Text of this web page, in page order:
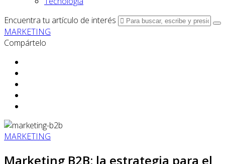
Encuentra tu artículo de interés
MARKETING
Compártelo
MARKETING
Marketing B2B: la estrategia para el